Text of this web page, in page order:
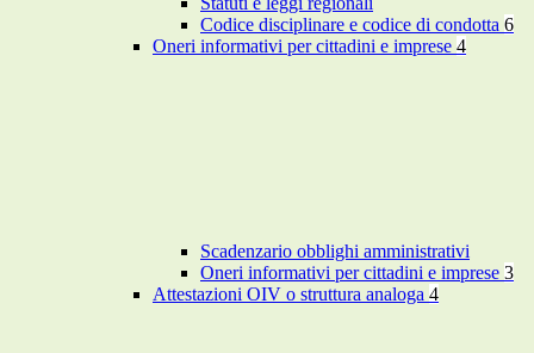
Codice disciplinare e codice di condotta 6
Oneri informativi per cittadini e imprese 4
Scadenzario obblighi amministrativi
Oneri informativi per cittadini e imprese 3
Attestazioni OIV o struttura analoga 4